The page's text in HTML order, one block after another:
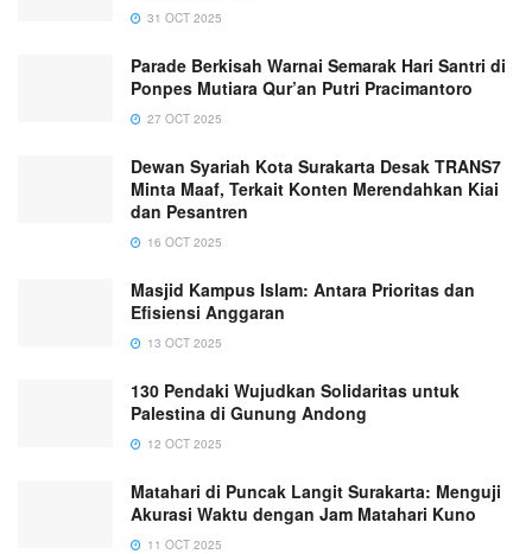
31 OCT 2025
Parade Berkisah Warnai Semarak Hari Santri di
Ponpes Mutiara Qur’an Putri Pracimantoro
27 OCT 2025
Dewan Syariah Kota Surakarta Desak TRANS7
Minta Maaf, Terkait Konten Merendahkan Kiai
dan Pesantren
16 OCT 2025
Masjid Kampus Islam: Antara Prioritas dan
Efisiensi Anggaran
13 OCT 2025
130 Pendaki Wujudkan Solidaritas untuk
Palestina di Gunung Andong
12 OCT 2025
Matahari di Puncak Langit Surakarta: Menguji
Akurasi Waktu dengan Jam Matahari Kuno
11 OCT 2025